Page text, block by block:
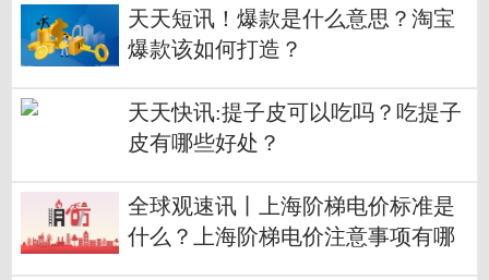
天天短讯！爆款是什么意思？淘宝
爆款该如何打造？
天天快讯:提子皮可以吃吗？吃提子
皮有哪些好处？
全球观速讯丨上海阶梯电价标准是
什么？上海阶梯电价注意事项有哪